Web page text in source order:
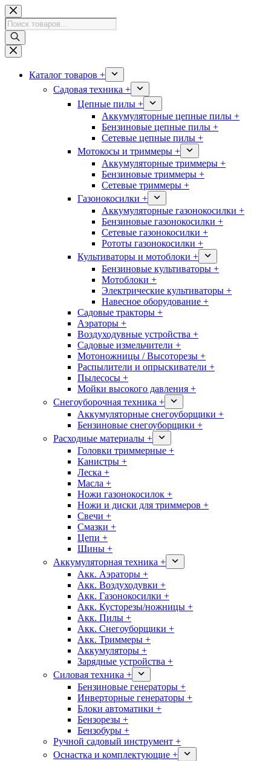
Перейти
к
сути
Поиск
товаров
Каталог товаров +
Садовая техника +
Цепные пилы +
Аккумуляторные цепные пилы +
Бензиновые цепные пилы +
Сетевые цепные пилы +
Мотокосы и триммеры +
Аккумуляторные триммеры +
Бензиновые триммеры +
Сетевые триммеры +
Газонокосилки +
Аккумуляторные газонокосилки +
Бензиновые газонокосилки +
Сетевые газонокосилки +
Рототы газонокосилки +
Культиваторы и мотоблоки +
Бензиновые культиваторы +
Мотоблоки +
Электрические культиваторы +
Навесное оборудование +
Садовые тракторы +
Аэраторы +
Воздуходувные устройства +
Садовые измельчители +
Мотоножницы / Высоторезы +
Распылители и опрыскиватели +
Пылесосы +
Мойки высокого давления +
Снегоуборочная техника +
Аккумуляторные снегоуборщики +
Бензиновые снегоуборщики +
Расходные материалы +
Головки триммерные +
Канистры +
Леска +
Масла +
Ножи газонокосилок +
Ножи и диски для триммеров +
Свечи +
Смазки +
Цепи +
Шины +
Аккумуляторная техника +
Акк. Аэраторы +
Акк. Воздуходувки +
Акк. Газонокосилки +
Акк. Кусторезы/ножницы +
Акк. Пилы +
Акк. Снегоуборщики +
Акк. Триммеры +
Аккумуляторы +
Зарядные устройства +
Силовая техника +
Бензиновые генераторы +
Инверторные генераторы +
Блоки автоматики +
Бензорезы +
Бензобуры +
Ручной садовый инструмент +
Оснастка и комплектующие +